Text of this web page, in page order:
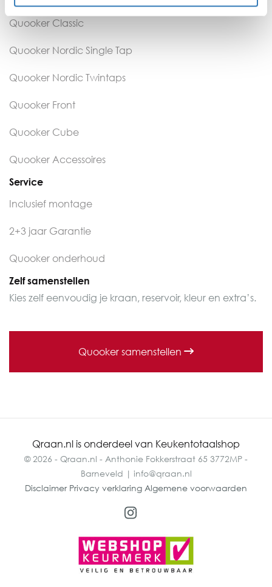
Quooker Classic
Quooker Nordic Single Tap
Quooker Nordic Twintaps
Quooker Front
Quooker Cube
Quooker Accessoires
Service
Inclusief montage
2+3 jaar Garantie
Quooker onderhoud
Zelf samenstellen
Kies zelf eenvoudig je kraan, reservoir, kleur en extra’s.
Quooker samenstellen
Qraan.nl is onderdeel van Keukentotaalshop
© 2026 - Qraan.nl - Anthonie Fokkerstraat 65 3772MP -
Barneveld | info@qraan.nl
Disclaimer Privacy verklaring Algemene voorwaarden